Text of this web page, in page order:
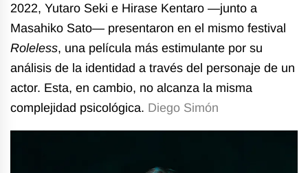
2022, Yutaro Seki e Hirase Kentaro —junto a
Masahiko Sato— presentaron en el mismo festival
Roleless, una película más estimulante por su
análisis de la identidad a través del personaje de un
actor. Esta, en cambio, no alcanza la misma
complejidad psicológica. Diego Simón